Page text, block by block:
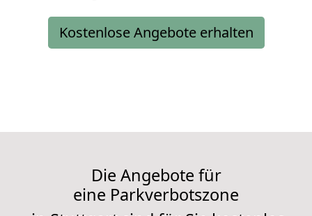
Kostenlose Angebote erhalten
Die Angebote für
eine Parkverbotszone